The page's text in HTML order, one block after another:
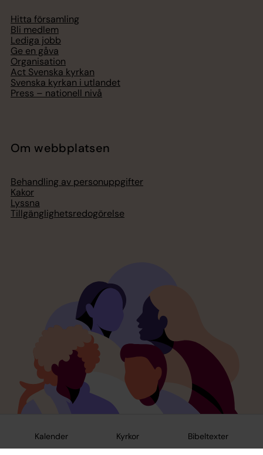
Kalender Kyrkor Bibeltexter
Hitta församling
Bli medlem
Lediga jobb
Ge en gåva
Organisation
Act Svenska kyrkan
Svenska kyrkan i utlandet
Press – nationell nivå
Om webbplatsen
Behandling av personuppgifter
Kakor
Lyssna
Tillgänglighetsredogörelse